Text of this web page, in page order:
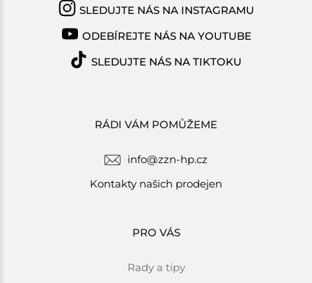
RÁDI VÁM POMŮŽEME
info@zzn-hp.cz
Kontakty našich prodejen
PRO VÁS
Rady a tipy
SLEDUJTE NÁS NA INSTAGRAMU
ODEBÍREJTE NÁS NA YOUTUBE
SLEDUJTE NÁS NA TIKTOKU